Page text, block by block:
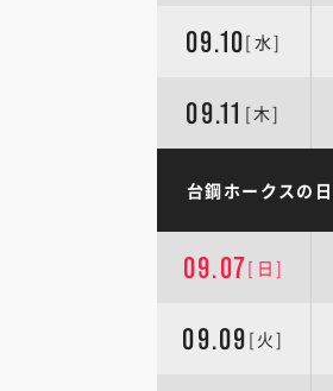
09.10[水]
09.11 [木]
台鋼ホークスの
09.07[日]
09.09 [火]